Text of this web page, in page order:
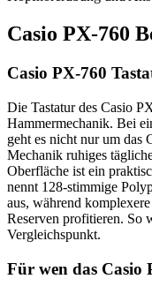
Casio PX-760
Casio PX-760
Die Tastatur des Casio
Hammermechanik. Bei
geht es nicht nur um das
Mechanik ruhiges
Oberfläche ist ein
nennt 128-stimmige
aus, während
Reserven profitieren. So
Vergleichspunkt.
Für wen das Casio